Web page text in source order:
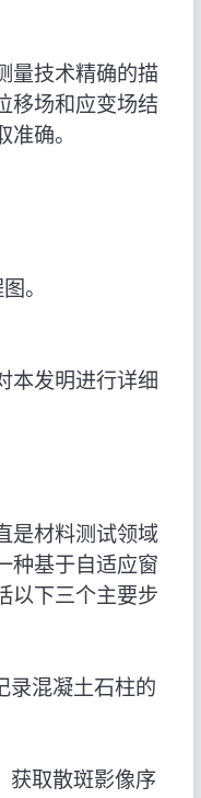
量技术精确的描
移场和应变场结
确。
。
本发明进行详细
是材料测试领域
种基于自适应窗
以下三个主要步
录混凝土石柱的
获取散斑影像序